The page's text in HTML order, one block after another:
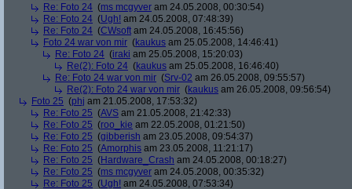
Re: Foto 24 (ms mcgyver am 24.05.2008, 00:30:54)
Re: Foto 24 (Ugh! am 24.05.2008, 07:48:39)
Re: Foto 24 (CWsoft am 24.05.2008, 16:45:56)
Foto 24 war von mir (kaukus am 25.05.2008, 14:46:41)
Re: Foto 24 (iraki am 25.05.2008, 15:20:03)
Re(2): Foto 24 (kaukus am 25.05.2008, 16:46:40)
Re: Foto 24 war von mir (Srv-02 am 26.05.2008, 09:55:57)
Re(2): Foto 24 war von mir (kaukus am 26.05.2008, 09:56:54)
Foto 25 (phj am 21.05.2008, 17:53:32)
Re: Foto 25 (AVS am 21.05.2008, 21:42:33)
Re: Foto 25 (roo_kie am 22.05.2008, 01:21:50)
Re: Foto 25 (gibberish am 23.05.2008, 09:54:37)
Re: Foto 25 (Amorphis am 23.05.2008, 11:21:17)
Re: Foto 25 (Hardware_Crash am 24.05.2008, 00:18:27)
Re: Foto 25 (ms mcgyver am 24.05.2008, 00:35:32)
Re: Foto 25 (Ugh! am 24.05.2008, 07:53:34)